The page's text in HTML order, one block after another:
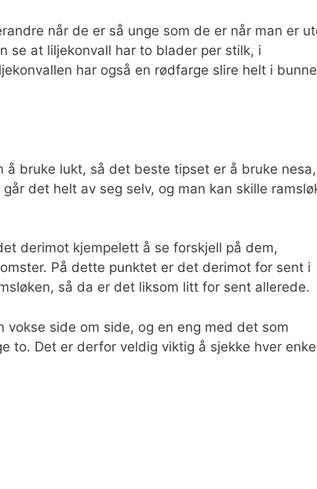
når de er så unge som de er når man er
se at liljekonvall har to blader per stilk, i
har også en rødfarge slire helt i
bruke lukt, så det beste tipset er å bruke nesa,
det helt av seg selv, og man kan skille
derimot kjempelett å se forskjell på dem,
På dette punktet er det derimot for sent i
så da er det liksom litt for sent allerede.
side om side, og en eng med det som
to. Det er derfor veldig viktig å sjekke hver